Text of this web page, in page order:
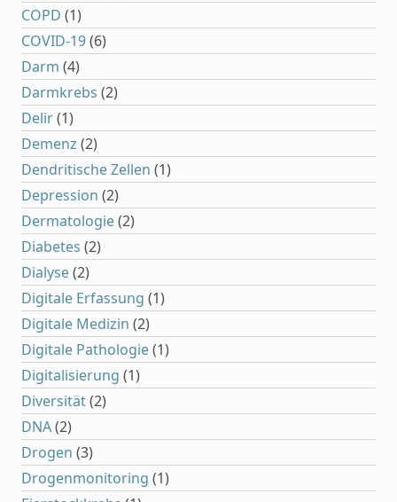
COPD (1)
COVID-19(6)
Darm (4)
Darmkrebs (2)
Delir(1)
Demenz (2)
Dendritische Zellen (1)
Depression (2)
Dermatologie(2)
Diabetes (2)
Dialyse(2)
Digitale Erfassung (1)
Digitale Medizin (2)
Digitale Pathologie(1)
Digitalisierung (1)
Diversität(2)
DNA(2)
Drogen (3)
Drogenmonitoring (1)